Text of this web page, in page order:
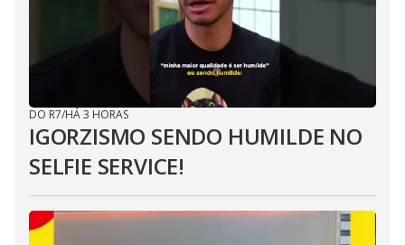
DO R7/HÁ 3 HORAS
IGORZISMO SENDO HUMILDE NO
SELFIE SERVICE!